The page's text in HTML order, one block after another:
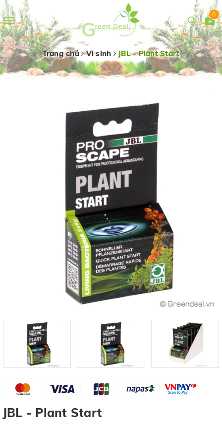
Toggle
navigation
0
Trang chủ Vi sinh JBL - Plant Start
JBL - Plant Start